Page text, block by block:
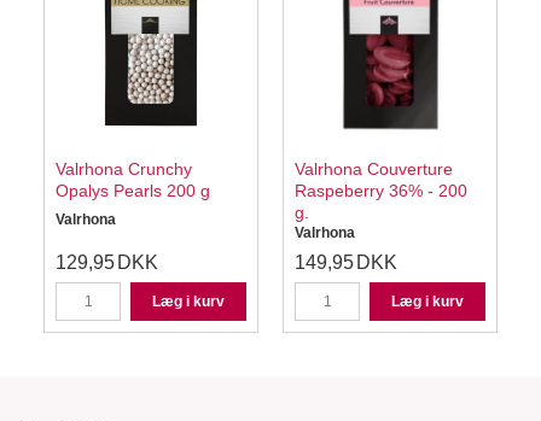
Valrhona Crunchy
Opalys Pearls 200 g
Valrhona
129,95 DKK
Læg i kurv
Valrhona Couverture
Raspeberry 36% - 200
g.
Valrhona
149,95 DKK
Læg i kurv